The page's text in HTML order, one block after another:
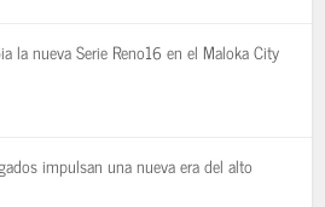
la nueva Serie Reno16 en el Maloka City
impulsan una nueva era del alto